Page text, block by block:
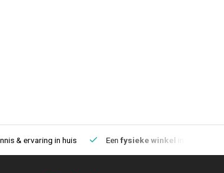
& ervaring in huis Een fysieke winkel